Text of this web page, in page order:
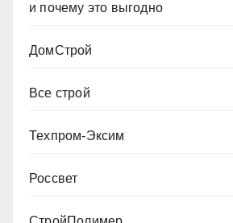
и почему это выгодно
ДомСтрой
Все строй
Техпром-Эксим
Россвет